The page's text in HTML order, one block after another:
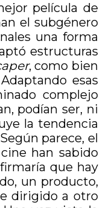
película de
el subgénero
una forma
estructuras
, como bien
esas
complejo
podían ser, ni
la tendencia
parece, el
han sabido
que hay
un producto,
dirigido a otro